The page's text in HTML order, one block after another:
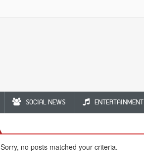
SOCIAL NEWS ENTERTAINMENT
Sorry, no posts matched your criteria.